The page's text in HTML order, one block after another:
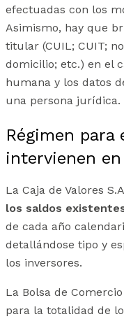
efectuadas con los
Asimismo, hay que
titular (CUIL; CUIT;
domicilio; etc.) en el
humana y los datos
una persona jurídica.
Régimen para
intervienen
La Caja de Valores
los saldos
de cada año
detallándose tipo y
los inversores.
La Bolsa de
para la totalidad de